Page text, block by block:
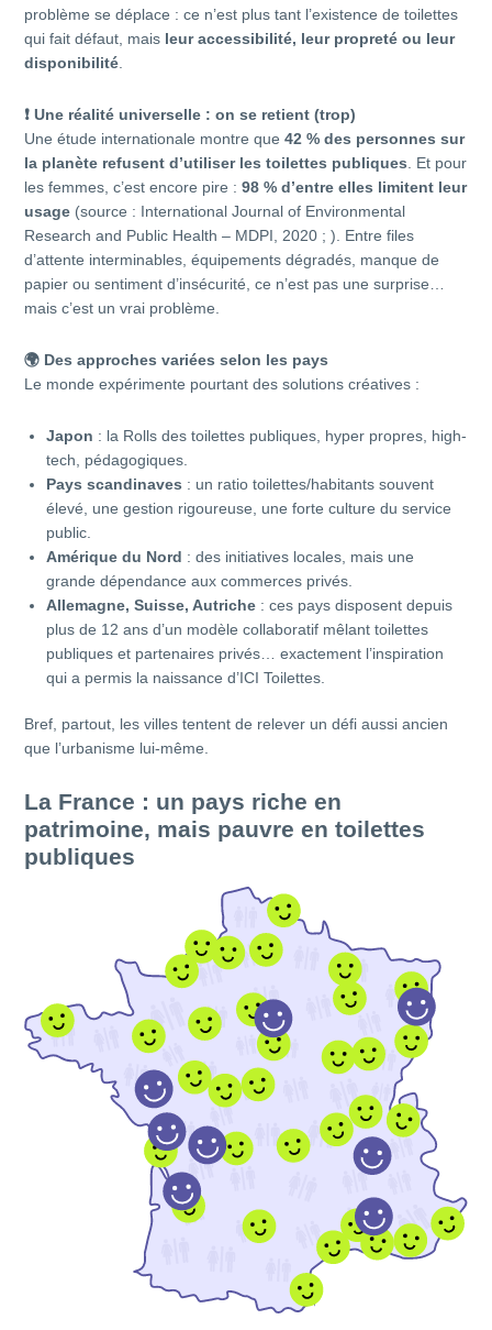
problème se déplace : ce n’est plus tant l’existence de toilettes
qui fait défaut, mais leur accessibilité, leur propreté ou leur
disponibilité
❗ Une réalité universelle : on se retient (trop)
Une étude internationale montre que42 % des personnes sur
la planète refusent d’utiliser les toilettes publiques . Et pour
les femmes, c’est encore pire :98 % d’entre elles limitent leur
usage (source : International Journal of Environmental
Research and Public Health – MDPI, 2020 ; ). Entre files
d’attente interminables, équipements dégradés, manque de
papier ou sentiment d’insécurité, ce n’est pas une surprise…
mais c’est un vrai problème.
🌍 Des approches variées selon les pays
Le monde expérimente pourtant des solutions créatives :
Japon : la Rolls des toilettes publiques, hyper propres, high-
tech, pédagogiques.
Pays scandinaves : un ratio toilettes/habitants souvent
élevé, une gestion rigoureuse, une forte culture du service
public.
Amérique du Nord : des initiatives locales, mais une
grande dépendance aux commerces privés.
Allemagne, Suisse, Autriche : ces pays disposent depuis
plus de 12 ans d’un modèle collaboratif mêlant toilettes
publiques et partenaires privés… exactement l’inspiration
qui a permis la naissance d’ICI Toilettes.
Bref, partout, les villes tentent de relever un défi aussi ancien
que l’urbanisme lui-même.
La France : un pays riche en
patrimoine, mais pauvre en toilettes
publiques